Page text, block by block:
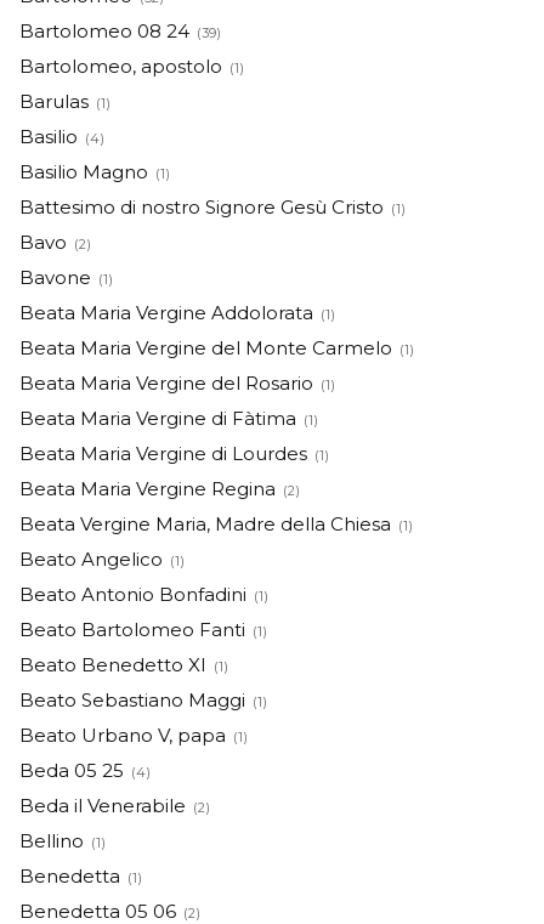
Bartolomeo 08 24 (39)
Bartolomeo, apostolo (1)
Barulas (1)
Basilio (4)
Basilio Magno (1)
Battesimo di nostro Signore Gesù Cristo (1)
Bavo (2)
Bavone (1)
Beata Maria Vergine Addolorata (1)
Beata Maria Vergine del Monte Carmelo (1)
Beata Maria Vergine del Rosario (1)
Beata Maria Vergine di Fàtima (1)
Beata Maria Vergine di Lourdes (1)
Beata Maria Vergine Regina (2)
Beata Vergine Maria, Madre della Chiesa (1)
Beato Angelico (1)
Beato Antonio Bonfadini (1)
Beato Bartolomeo Fanti (1)
Beato Benedetto XI (1)
Beato Sebastiano Maggi (1)
Beato Urbano V, papa (1)
Beda 05 25 (4)
Beda il Venerabile (2)
Bellino (1)
Benedetta (1)
Benedetta 05 06 (2)